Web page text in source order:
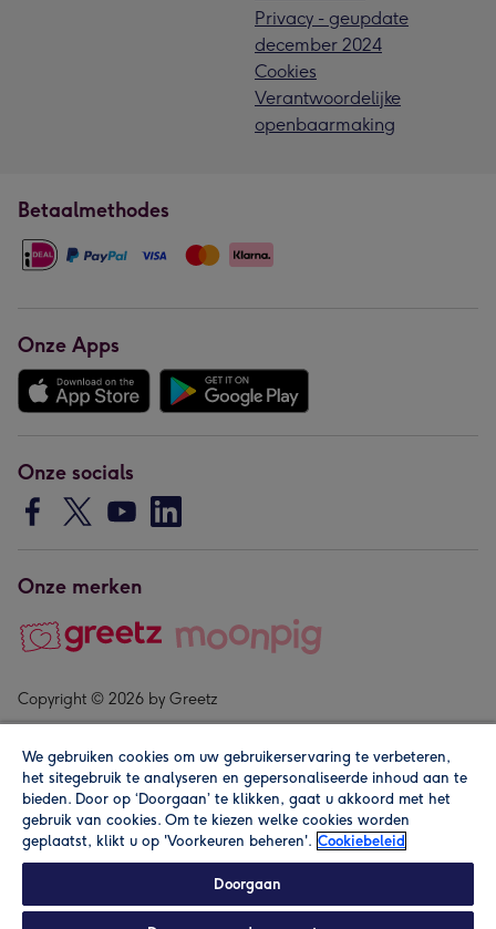
Privacy - geupdate
december 2024
Cookies
Verantwoordelijke
openbaarmaking
Betaalmethodes
Onze Apps
Onze socials
Onze merken
Copyright © 2026 by Greetz
Alle prijzen zijn inclusief btw en andere heffingen. Lees de
We gebruiken cookies om uw gebruikerservaring te verbeteren,
het sitegebruik te analyseren en gepersonaliseerde inhoud aan te
bieden. Door op ‘Doorgaan’ te klikken, gaat u akkoord met het
gebruik van cookies. Om te kiezen welke cookies worden
geplaatst, klikt u op 'Voorkeuren beheren'. Cookiebeleid
Doorgaan